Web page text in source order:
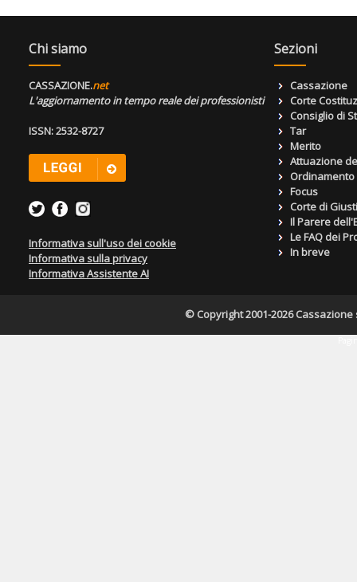
Chi siamo
CASSAZIONE.net
L'aggiornamento in tempo reale dei professionisti
ISSN: 2532-8727
Informativa sull'uso dei cookie
Informativa sulla privacy
Informativa Assistente AI
Sezioni
Cassazione
Corte
Consiglio di
Tar
Merito
Attuazione
Focus
Corte di
Il Parere
Le FAQ dei
In breve
© Copyright 2001-2026 Cassazione